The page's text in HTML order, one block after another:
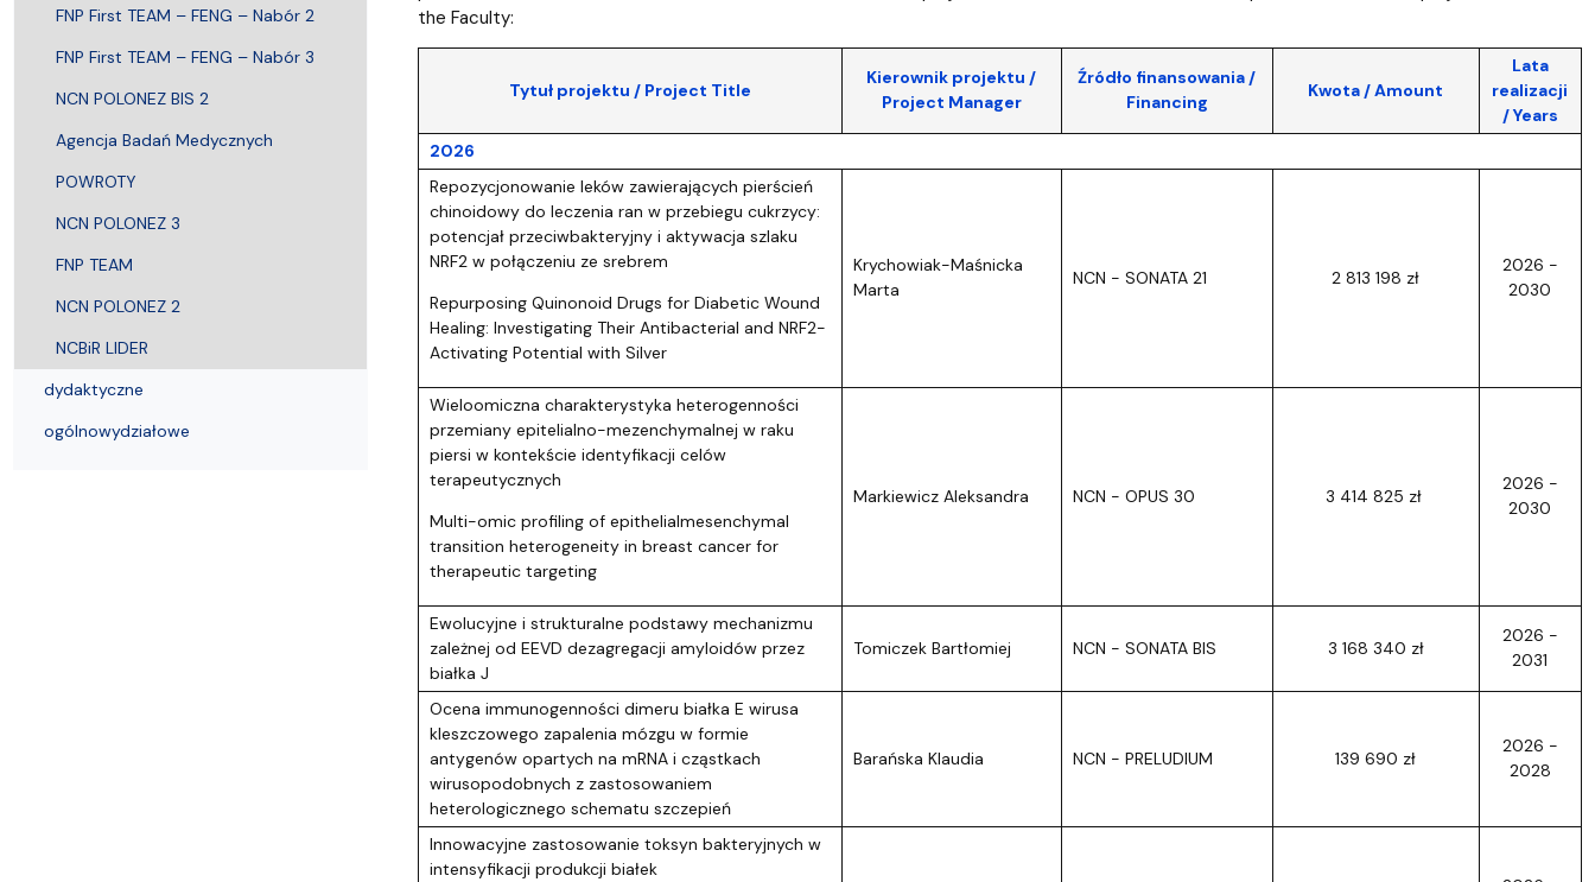
the Faculty:
Tytuł projektu / Project Title
Kierownik projektu /
Project Manager
Źródło finansowania /
Financing
Kwota / Amount
Lata
realizacji
/ Years
2026
Repozycjonowanie leków zawierających pierścień
chinoidowy do leczenia ran w przebiegu cukrzycy:
potencjał przeciwbakteryjny i aktywacja szlaku
NRF2 w połączeniu ze srebrem
Repurposing Quinonoid Drugs for Diabetic Wound
Healing: Investigating Their Antibacterial and NRF2-
Activating Potential with Silver
Krychowiak-Maśnicka
Marta
NCN - SONATA 21 2 813 198 zł
2026 -
2030
Wieloomiczna charakterystyka heterogenności
przemiany epitelialno-mezenchymalnej w raku
piersi w kontekście identyfikacji celów
terapeutycznych
Multi-omic profiling of epithelialmesenchymal
transition heterogeneity in breast cancer for
therapeutic targeting
Markiewicz Aleksandra NCN - OPUS 30 3 414 825 zł
2026 -
2030
Ewolucyjne i strukturalne podstawy mechanizmu
zależnej od EEVD dezagregacji amyloidów przez
białka J
Tomiczek Bartłomiej NCN - SONATA BIS 3 168 340 zł
2026 -
2031
Ocena immunogenności dimeru białka E wirusa
kleszczowego zapalenia mózgu w formie
antygenów opartych na mRNA i cząstkach
wirusopodobnych z zastosowaniem
heterologicznego schematu szczepień
Barańska Klaudia NCN - PRELUDIUM 139 690 zł
2026 -
2028
Innowacyjne zastosowanie toksyn bakteryjnych w
intensyfikacji produkcji białek
FNP First TEAM – FENG – Nabór 2
FNP First TEAM – FENG – Nabór 3
NCN POLONEZ BIS 2
Agencja Badań Medycznych
POWROTY
NCN POLONEZ 3
FNP TEAM
NCN POLONEZ 2
NCBiR LIDER
dydaktyczne
ogólnowydziałowe